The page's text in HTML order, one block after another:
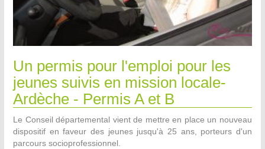
Un permis pour l'emploi pour les
jeunes suivis en mission locale-
Ardèche - Permis A et B
Le Conseil départemental vient de mettre en place un nouveau
dispositif en faveur des jeunes jusqu'à 25 ans, porteurs d'un
parcours socioprofessionnel.